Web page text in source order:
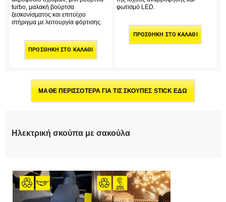
turbo, μαλακή βούρτσα
ξεσκονίσματος και επιτοίχιο
στήριγμα με λειτουργία φόρτισης.
ΠΡΟΣΘΉΚΗ ΣΤΟ ΚΑΛΆΘΙ
φωτισμό LED.
ΠΡΟΣΘΉΚΗ ΣΤΟ ΚΑΛΆΘΙ
ΜΑΘΕ ΠΕΡΙΣΣΟΤΕΡΑ ΓΙΑ ΤΙΣ ΣΚΟΥΠΕΣ STICK ΕΔΩ
Ηλεκτρική σκούπα με σακούλα